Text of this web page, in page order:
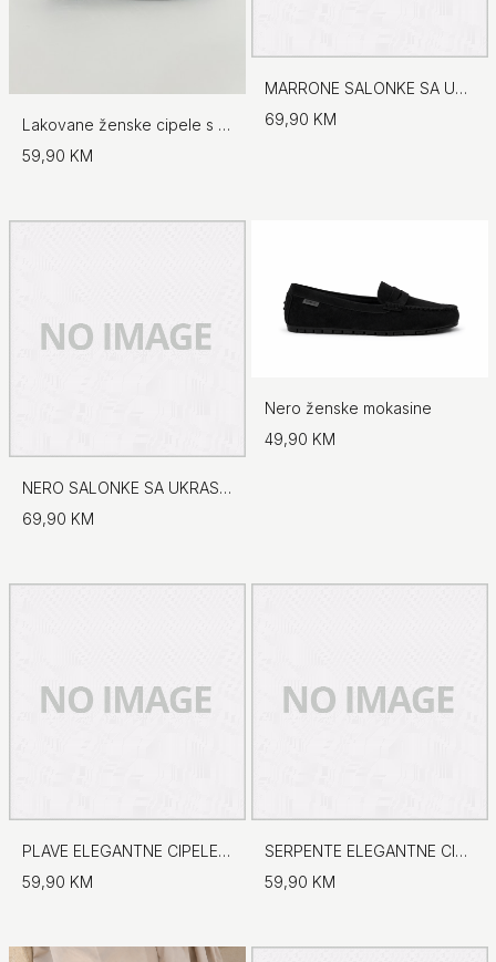
Lakovane ženske cipele s blok petom
59,90 KM
MARRONE SALONKE SA UKRASNIM DETALJEM
69,90 KM
NERO SALONKE SA UKRASNIM DETALJEM
69,90 KM
Nero ženske mokasine
49,90 KM
PLAVE ELEGANTNE CIPELE NA ŠPIC
59,90 KM
SERPENTE ELEGANTNE CIPELE NA ŠPIC
59,90 KM